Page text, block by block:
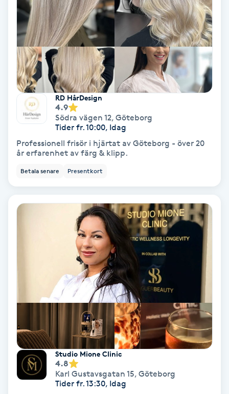
Färgning
Föning
Gel naglar
Gelenaglar
Gellack
Gellack med förstärkning
Gua Sha-massage
Hatha Yoga
Headspa
Healing
RD HårDesign
4.9
Södra vägen 12, Göteborg
Tider fr. 10:00, Idag
Professionell frisör i hjärtat av Göteborg - över 20
år erfarenhet av färg & klipp.
Betala senare Presentkort
Studio Mione Clinic
4.8
Karl Gustavsgatan 15, Göteborg
Tider fr. 13:30, Idag